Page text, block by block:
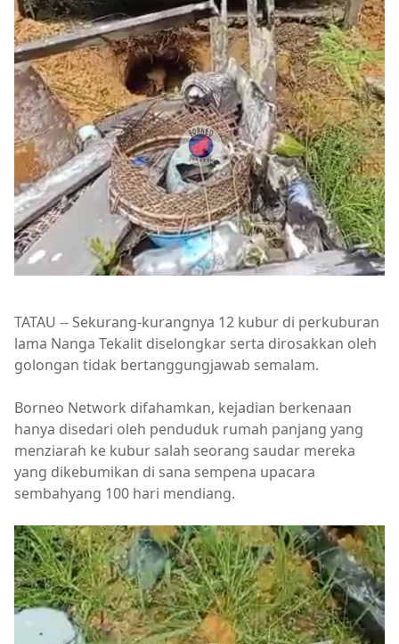
TATAU -- Sekurang-kurangnya 12 kubur di perkuburan
lama Nanga Tekalit diselongkar serta dirosakkan oleh
golongan tidak bertanggungjawab semalam.
Borneo Network difahamkan, kejadian berkenaan
hanya disedari oleh penduduk rumah panjang yang
menziarah ke kubur salah seorang saudar mereka
yang dikebumikan di sana sempena upacara
sembahyang 100 hari mendiang.